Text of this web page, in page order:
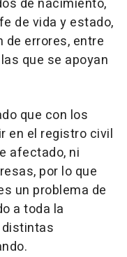
de nacimiento,
de vida y estado,
errores, entre
que se apoyan
que con los
en el registro civil
afectado, ni
por lo que
un problema de
a toda la